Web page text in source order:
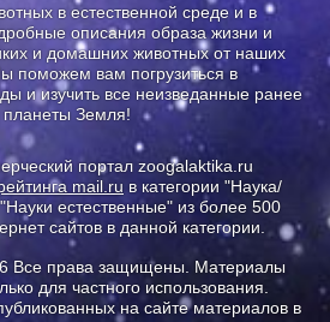
в естественной среде и в
описания образа жизни и
и домашних животных от наших
поможем вам погрузиться в
и изучить все неизведанные ранее
планеты Земля!
портал zoogalaktika.ru
mail.ru в категории "Наука/
естественные" из более 500
сайтов в данной категории.
Все права защищены. Материалы
для частного использования.
на сайте материалов в